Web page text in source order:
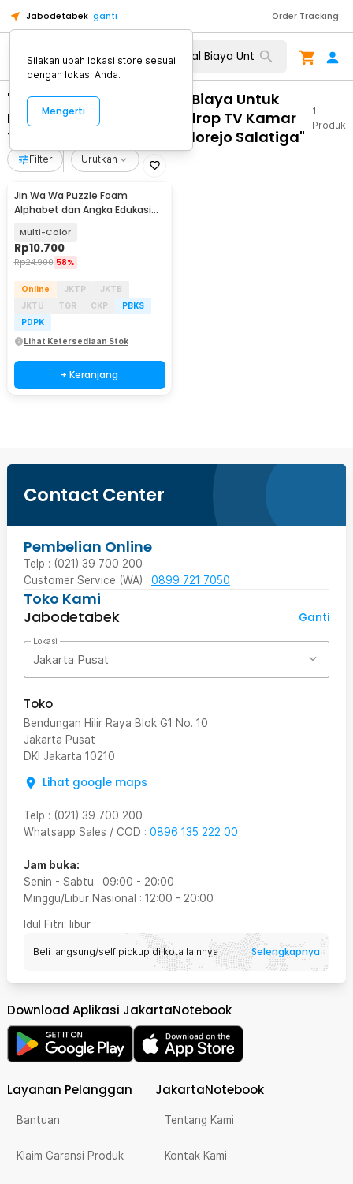
Jabodetabek ganti Order Tracking
"WA 0812 2782 5310 Total Biaya Untuk
Memasang Interior Backdrop TV Kamar
Tidur Minimalis Murah Sidorejo Salatiga"
1
Produk
Filter Urutkan
Jin Wa Wa Puzzle Foam
Alphabet dan Angka Edukasi
Multi-Color
Rp10.700
Rp24.900 58%
Online JKTP
JKTB
JKTU
TGR CKP
PBKS
PDPK
Lihat Ketersediaan Stok
+ Keranjang
Contact Center
Pembelian Online
Telp : (021) 39 700 200
Customer Service (WA) : 0899 721 7050
Toko Kami
Jabodetabek
Ganti
Lokasi
Jakarta Pusat
Toko
Bendungan Hilir Raya Blok G1 No. 10
Jakarta Pusat
DKI Jakarta 10210
Lihat google maps
Telp : (021) 39 700 200
Whatsapp Sales / COD : 0896 135 222 00
Jam buka:
Senin - Sabtu : 09:00 - 20:00
Minggu/Libur Nasional : 12:00 - 20:00
Idul Fitri: libur
Beli langsung/self pickup di kota lainnya Selengkapnya
Download Aplikasi JakartaNotebook
Layanan Pelanggan
Bantuan
Klaim Garansi Produk
JakartaNotebook
Tentang Kami
Kontak Kami
Silakan ubah lokasi store sesuai
dengan lokasi Anda.
Mengerti